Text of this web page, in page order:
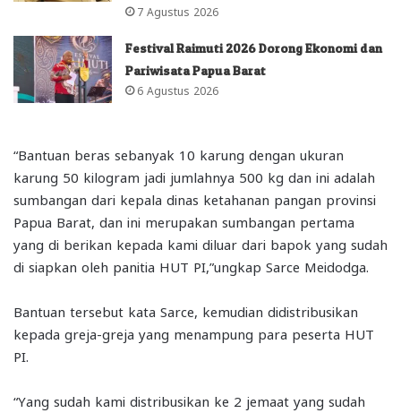
7 Agustus 2026
Festival Raimuti 2026 Dorong Ekonomi dan
Pariwisata Papua Barat
6 Agustus 2026
“Bantuan beras sebanyak 10 karung dengan ukuran
karung 50 kilogram jadi jumlahnya 500 kg dan ini adalah
sumbangan dari kepala dinas ketahanan pangan provinsi
Papua Barat, dan ini merupakan sumbangan pertama
yang di berikan kepada kami diluar dari bapok yang sudah
di siapkan oleh panitia HUT PI,”ungkap Sarce Meidodga.
Bantuan tersebut kata Sarce, kemudian didistribusikan
kepada greja-greja yang menampung para peserta HUT
PI.
“Yang sudah kami distribusikan ke 2 jemaat yang sudah